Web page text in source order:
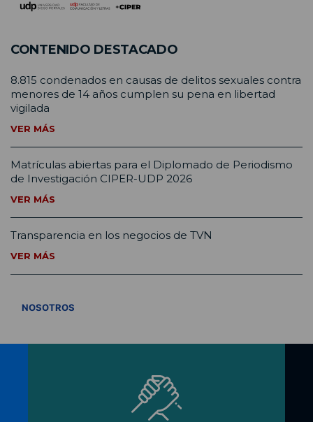
CONTENIDO DESTACADO
8.815 condenados en causas de delitos sexuales contra
menores de 14 años cumplen su pena en libertad
vigilada
VER MÁS
Matrículas abiertas para el Diplomado de Periodismo
de Investigación CIPER-UDP 2026
VER MÁS
Transparencia en los negocios de TVN
VER MÁS
NOSOTROS